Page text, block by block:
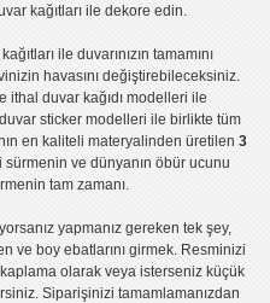
kağıtlarıile dekore edin.
ile duvarınızın tamamını
havasını değiştirebileceksiniz.
ithal duvar kağıdı modelleri ile
duvar sticker modelleri ile birlikte tüm
en kaliteli materyalinden üretilen 3
sürmenin ve dünyanın öbür ucunu
tam zamanı.
yapmanız gereken tek şey,
ve boy ebatlarını girmek. Resminizi
olarak veya isterseniz küçük
Siparişinizi tamamlamanızdan